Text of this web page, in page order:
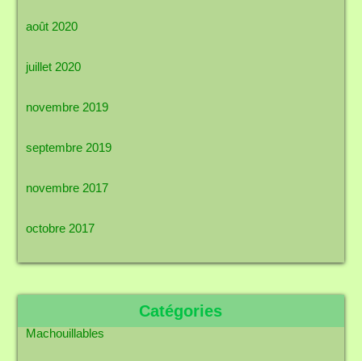
août 2020
juillet 2020
novembre 2019
septembre 2019
novembre 2017
octobre 2017
Catégories
Machouillables